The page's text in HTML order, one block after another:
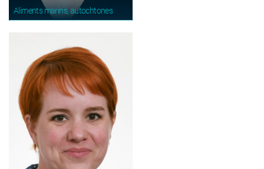
Aliments marins, autochtones